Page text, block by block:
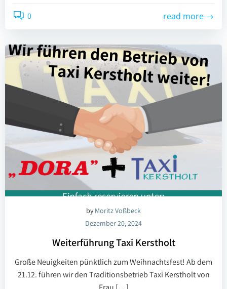
0 read more
by Moritz Voßbeck
Dezember 20, 2024
Weiterführung Taxi Kerstholt
Große Neuigkeiten pünktlich zum Weihnachtsfest! Ab dem
21.12. führen wir den Traditionsbetrieb Taxi Kerstholt von